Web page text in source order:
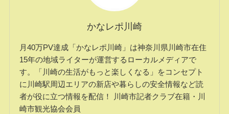
かなレポ川崎
月40万PV達成「かなレポ川崎」は神奈川県川崎市在住
15年の地域ライターが運営するローカルメディアで
す。「川崎の生活がもっと楽しくなる」をコンセプト
に川崎駅周辺エリアの新店や暮らしの安全情報など読
者が役に立つ情報を配信！ 川崎市記者クラブ在籍・川
崎市観光協会会員